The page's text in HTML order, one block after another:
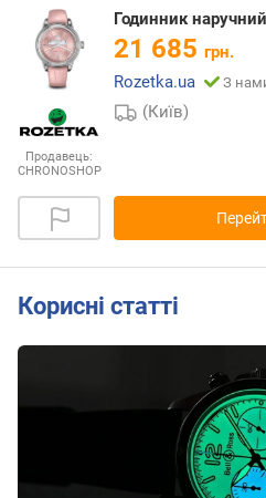
Продавець:
CHRONOSHOP
Годинник
21 685 грн.
Rozetka.ua
З
(Київ)
Корисні статті